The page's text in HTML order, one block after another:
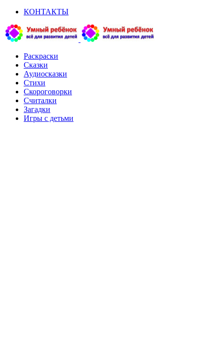
КОНТАКТЫ
Раскраски
Сказки
Аудиосказки
Стихи
Скороговорки
Считалки
Загадки
Игры с детьми